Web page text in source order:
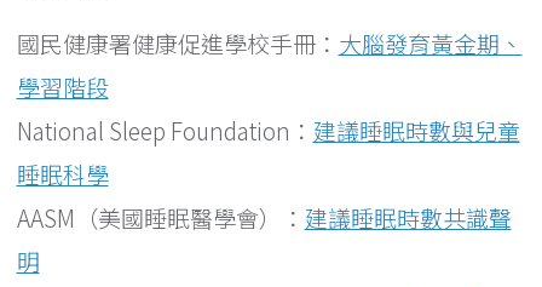
國民健康署健康促進學校手冊： 大腦發育黃金期、
學習階段
National Sleep Foundation： 建議睡眠時數與兒童
睡眠科學
AASM（美國睡眠醫學會）： 建議睡眠時數共識聲
明